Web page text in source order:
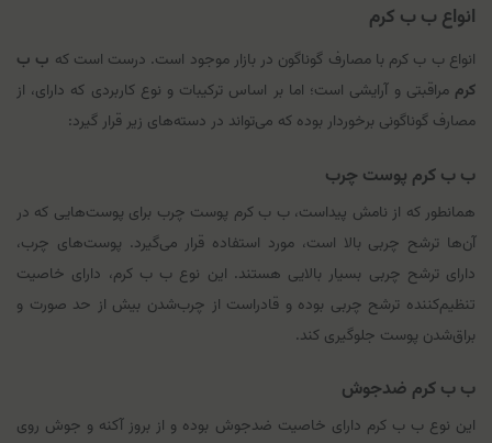
انواع ب ب کرم
انواع ب ب کرم با مصارف گوناگون در بازار موجود است. درست است که ب ب
کرم مراقبتی و آرایشی است؛ اما بر اساس ترکیبات و نوع کاربردی که دارای، از
مصارف گوناگونی برخوردار بوده که می‌تواند در دسته‌های زیر قرار گیرد:
ب ب کرم پوست چرب
همانطور که از نامش پیداست، ب ب کرم پوست چرب برای پوست‌هایی که در
آن‌ها ترشح چربی بالا است، مورد استفاده قرار می‌گیرد. پوست‌های چرب،
دارای ترشح چربی بسیار بالایی هستند. این نوع ب ب کرم، دارای خاصیت
تنظیم‌کننده ترشح چربی بوده و قادراست از چرب‌شدن بیش از حد صورت و
براق‌شدن پوست جلوگیری کند.
ب ب کرم ضدجوش
این نوع ب ب کرم دارای خاصیت ضدجوش بوده و از بروز آکنه و جوش روی